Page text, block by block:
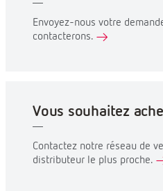
Envoyez-nous votre
contacterons.
Vous souhaitez
Contactez notre réseau de
distributeur le plus proche.